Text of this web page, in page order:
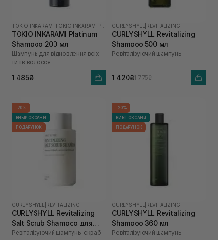
TOKIO INKARAMI TOKIO INKARAMI PLATINUM
TOKIO INKARAMI Platinum
Shampoo 200 мл
Шампунь для відновлення всіх
типів волосся
1 485₴
CURLYSHYLL REVITALIZING
CURLYSHYLL Revitalizing
Shampoo 500 мл
Ревіталізуючий шампунь
1 420₴1 775₴
-20%
ВИБІР ОКСАНИ
ПОДАРУНОК
CURLYSHYLL REVITALIZING
CURLYSHYLL Revitalizing
Salt Scrub Shampoo для
ослабленої шкіри голови
Ревіталізуючий шампунь-скраб
-20%
ВИБІР ОКСАНИ
ПОДАРУНОК
CURLYSHYLL REVITALIZING
CURLYSHYLL Revitalizing
Shampoo 360 мл
Ревіталізуючий шампунь